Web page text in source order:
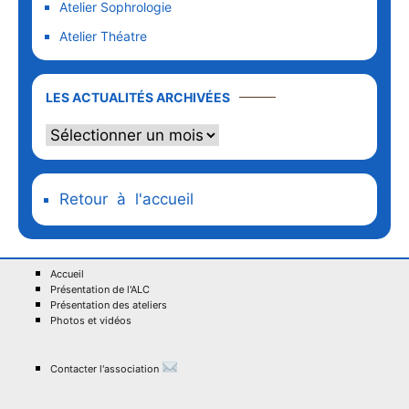
Atelier Sophrologie
Atelier Théatre
LES ACTUALITÉS ARCHIVÉES
Retour à l'accueil
Accueil
Présentation de l'ALC
Présentation des ateliers
Photos et vidéos
Contacter l'association